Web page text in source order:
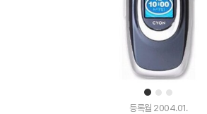
1 2 3
등록월 2004.01.